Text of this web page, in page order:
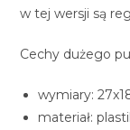
w tej wersji są
Cechy dużego
wymiary:
materiał: